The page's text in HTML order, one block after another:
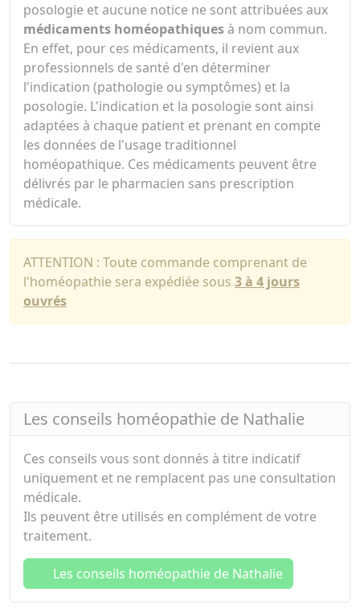
posologie et aucune notice ne sont attribuées aux
médicaments homéopathiques à nom commun.
En effet, pour ces médicaments, il revient aux
professionnels de santé d'en déterminer
l'indication (pathologie ou symptômes) et la
posologie. L'indication et la posologie sont ainsi
adaptées à chaque patient et prenant en compte
les données de l'usage traditionnel
homéopathique. Ces médicaments peuvent être
délivrés par le pharmacien sans prescription
médicale.
ATTENTION : Toute commande comprenant de
l'homéopathie sera expédiée sous 3 à 4 jours
ouvrés
Les conseils homéopathie de Nathalie
Ces conseils vous sont donnés à titre indicatif
uniquement et ne remplacent pas une consultation
médicale.
Ils peuvent être utilisés en complément de votre
traitement.
Les conseils homéopathie de Nathalie